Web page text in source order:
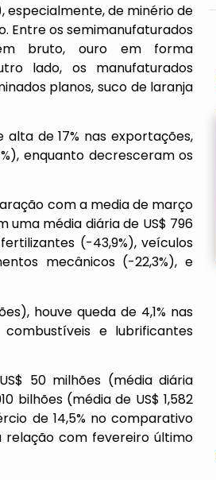
especialmente, de minério de
Entre os semimanufaturados
bruto, ouro em forma
lado, os manufaturados
planos, suco de laranja
de 17% nas exportações,
enquanto decresceram os
com a media de março
uma média diária de US$ 796
(-43,9%), veículos
mecânicos (-22,3%), e
houve queda de 4,1% nas
e lubrificantes
50 milhões (média diária
bilhões (média de US$ 1,582
de 14,5% no comparativo
relação com fevereiro último